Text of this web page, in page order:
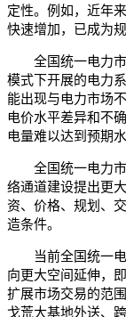
定性。例如，近年
快速增加，已成为
全国统一电力
模式下开展的电力
能出现与电力市场
电价水平差异和不
电量难以达到预期水
全国统一电力
络通道建设提出更
资、价格、规划、
造条件。
当前全国统一
向更大空间延伸，
扩展市场交易的范
戈荒大基地外送、